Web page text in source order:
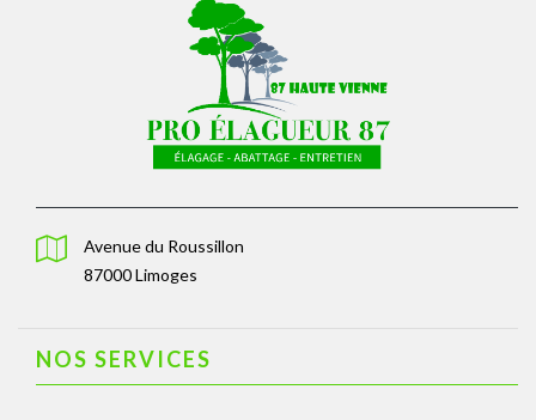
Avenue du Roussillon
87000 Limoges
NOS SERVICES